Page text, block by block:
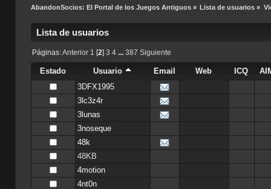
AbandonSocios: El Portal de los Juegos Antiguos» Lista de usuarios »
Lista de usuarios
Páginas:Anterior 1 [2] 3 4 ... 387 Siguiente
Estado Usuario Email Web ICQ
3DFX1995
3lc3z4r
3lunas
3noseque
48k
48KB
4motion
4nt0n